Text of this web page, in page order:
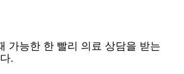
가능한 한 빨리 의료 상담을 받는
.